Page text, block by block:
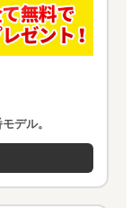
デル。